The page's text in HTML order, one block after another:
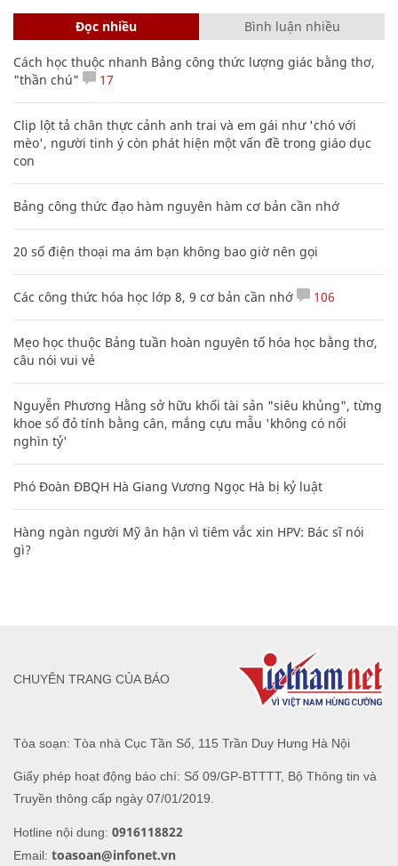
Đọc nhiều Bình luận nhiều
Cách học thuộc nhanh Bảng công thức lượng giác bằng thơ,
"thần chú"
17
Clip lột tả chân thực cảnh anh trai và em gái như 'chó với
mèo', người tinh ý còn phát hiện một vấn đề trong giáo dục
con
Bảng công thức đạo hàm nguyên hàm cơ bản cần nhớ
20 số điện thoại ma ám bạn không bao giờ nên gọi
Các công thức hóa học lớp 8, 9 cơ bản cần nhớ 106
Mẹo học thuộc Bảng tuần hoàn nguyên tố hóa học bằng thơ,
câu nói vui vẻ
Nguyễn Phương Hằng sở hữu khối tài sản "siêu khủng", từng
khoe sổ đỏ tính bằng cân, mắng cựu mẫu 'không có nổi
nghìn tỷ'
Phó Đoàn ĐBQH Hà Giang Vương Ngọc Hà bị kỷ luật
Hàng ngàn người Mỹ ân hận vì tiêm vắc xin HPV: Bác sĩ nói
gì?
Tòa soạn: Tòa nhà Cục Tần Số, 115 Trần Duy Hưng Hà Nội
Giấy phép hoạt động báo chí: Số 09/GP-BTTTT, Bộ Thông tin và
Truyền thông cấp ngày 07/01/2019.
Hotline nội dung: 0916118822
Email: toasoan@infonet.vn
CHUYÊN TRANG CỦA BÁO